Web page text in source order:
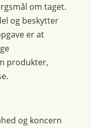
om taget.
og beskytter
er at
produkter,
og koncern